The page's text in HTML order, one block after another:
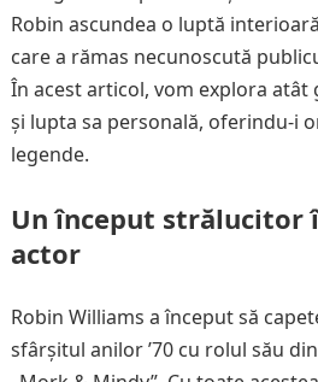
Robin ascundea o luptă
care a rămas necunoscută
În acest articol, vom explora atât
și lupta sa personală, oferindu-i
legende.
Un început strălucitor
actor
Robin Williams a început să
sfârșitul anilor ’70 cu rolul său